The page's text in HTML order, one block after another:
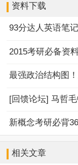
资料下载
93分达人英语笔记
2015考研必备资
[回馈论坛] 马哲
新概念考研必背
相关文章